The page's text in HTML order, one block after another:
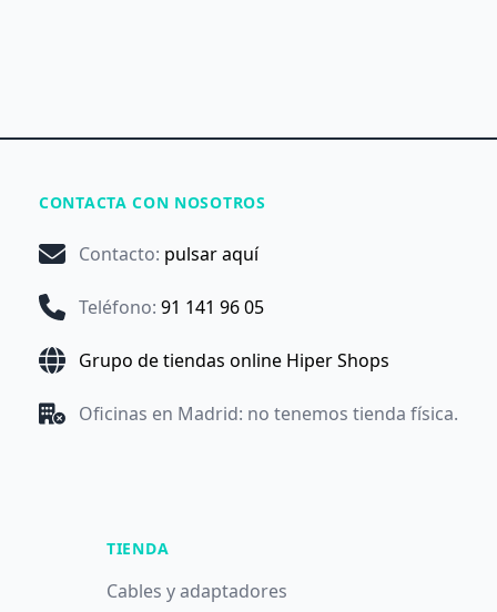
CONTACTA CON NOSOTROS
Contacto: pulsar aquí
Teléfono: 91 141 96 05
Grupo de tiendas online Hiper Shops
Oficinas en Madrid: no tenemos tienda física.
TIENDA
Cables y adaptadores